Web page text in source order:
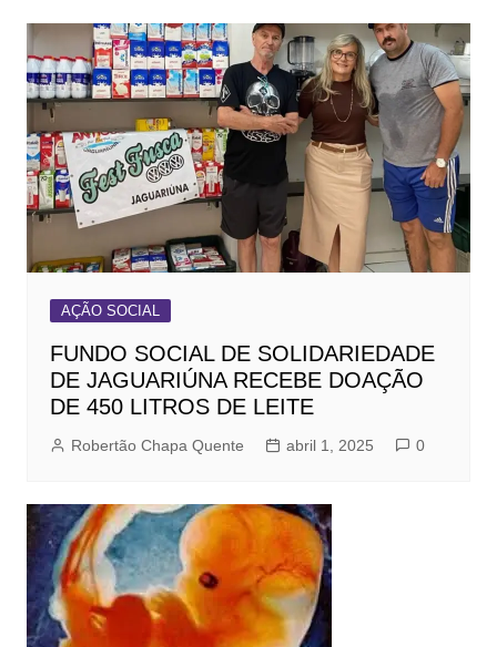
AÇÃO SOCIAL
FUNDO SOCIAL DE SOLIDARIEDADE
DE JAGUARIÚNA RECEBE DOAÇÃO
DE 450 LITROS DE LEITE
Robertão Chapa Quente abril 1, 2025 0